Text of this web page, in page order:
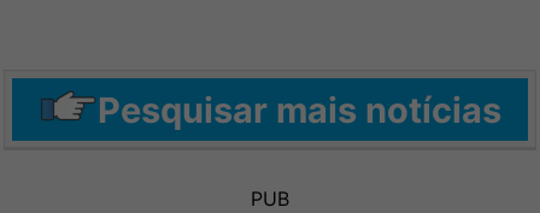
Pesquisar mais notícias
PUB